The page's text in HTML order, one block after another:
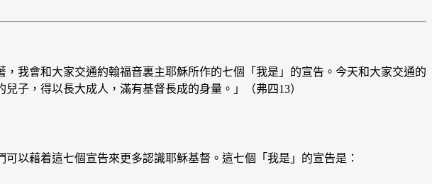
會和大家交通約翰福音裏主耶穌所作的七個「我是」的宣告。今天和大家交通的
子，得以長大成人，滿有基督長成的身量。」（弗四13）
藉着這七個宣告來更多認識耶穌基督。這七個「我是」的宣告是：